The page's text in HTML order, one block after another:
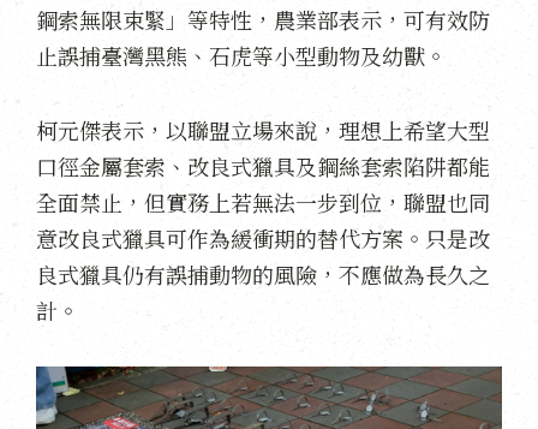
鋼索無限束緊」等特性，農業部表示，可有效防
止誤捕臺灣黑熊、石虎等小型動物及幼獸。
柯元傑表示，以聯盟立場來說，理想上希望大型
口徑金屬套索、改良式獵具及鋼絲套索陷阱都能
全面禁止，但實務上若無法一步到位，聯盟也同
意改良式獵具可作為緩衝期的替代方案。只是改
良式獵具仍有誤捕動物的風險，不應做為長久之
計。